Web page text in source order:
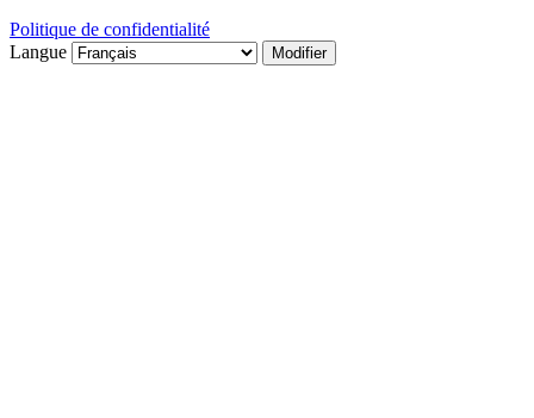
Politique de confidentialité
Langue